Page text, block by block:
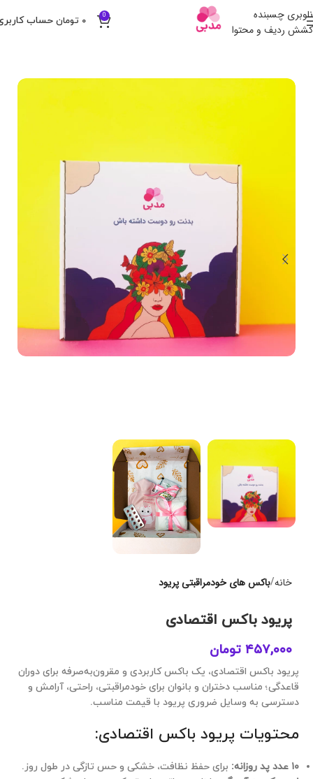
ناوبری چسبنده
کشش ردیف و محتوا
0 ۰ تومان
خانه باکس های خودمراقبتی پریود
پریود باکس اقتصادی
۴۵۷,۰۰۰ تومان
پریود باکس اقتصادی، یک باکس کاربردی و مقرون‌به‌صرفه برای دوران
قاعدگی؛ مناسب دختران و بانوان برای خودمراقبتی، راحتی، آرامش و
دسترسی به وسایل ضروری پریود با قیمت مناسب.
محتویات پریود باکس اقتصادی:
۱۰ عدد پد روزانه:
برای حفظ نظافت، خشکی و حس تازگی در طول روز.